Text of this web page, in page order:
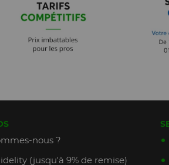
nous ?
(jusqu'à 9% de remise)